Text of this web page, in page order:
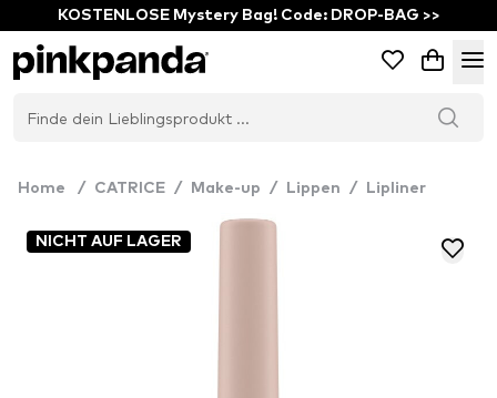
KOSTENLOSE Mystery Bag! Code: DROP-BAG >>
Home / CATRICE / Make-up / Lippen / Lipliner
NICHT AUF LAGER